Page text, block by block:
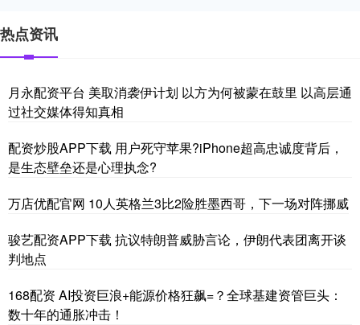
热点资讯
月永配资平台 美取消袭伊计划 以方为何被蒙在鼓里 以高层通
过社交媒体得知真相
配资炒股APP下载 用户死守苹果?iPhone超高忠诚度背后，
是生态壁垒还是心理执念?
万店优配官网 10人英格兰3比2险胜墨西哥，下一场对阵挪威
骏艺配资APP下载 抗议特朗普威胁言论，伊朗代表团离开谈
判地点
168配资 AI投资巨浪+能源价格狂飙=？全球基建资管巨头：
数十年的通胀冲击！